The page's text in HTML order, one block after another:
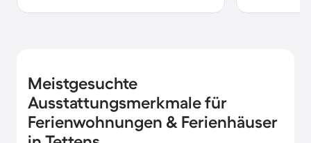
Meistgesuchte
Ausstattungsmerkmale für
Ferienwohnungen & Ferienhäuser